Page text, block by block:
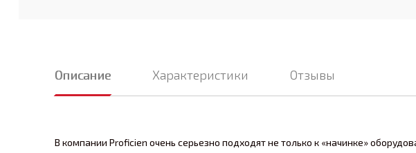
Описание Характеристики Отзывы
В компании Proficien очень серьезно подходят не только к «начинке»